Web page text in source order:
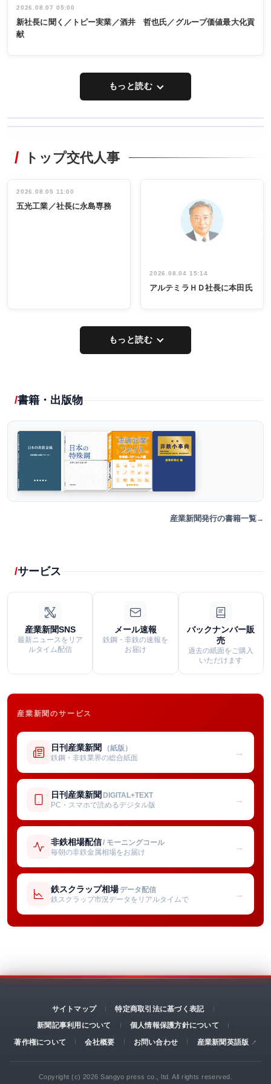
2026.08.07 05:00
新社長に聞く／トピー実業／酒井 哲也氏／グループ価値最大化貢
献
もっと読む
非鉄業界で
インタビュ
ー／社内ア
タックトレー
祝う 業界関
係者ら220人
出席
トップ交代人事
2026.08.05 11:00
五光工業／社長に永島専務
2026.08.04 15:14
アルテミラＨＤ社長に本田氏
もっと読む
書籍・出版物
産業新聞発行の書籍一覧
サービス
産業新聞SNS
最新ニュースをリア
ルタイム配信
メール速報
鉄鋼・非鉄の速報を
お届け
バックナンバー販
売
過去の紙面をご購入
いただけます
産業新聞のサービス
日刊産業新聞 （紙版）
鉄鋼・非鉄業界の総合紙面
→
日刊産業新聞 DIGITAL+TEXT
PC・スマホで読めるデジタル版
→
非鉄相場配信/ モーニングコール
毎朝の非鉄金属相場をお届け
→
鉄スクラップ相場 データ配信
鉄スクラップ市況データをリアルタイムで
→
サイトマップ
特定商取引法に基づく表記
新聞記事利用について
個人情報保護方針について
著作権について
会社概要 お問い合わせ 産業新聞英語版
Copyright (c) 2026 Sangyo press co., ltd. All rights reserved.